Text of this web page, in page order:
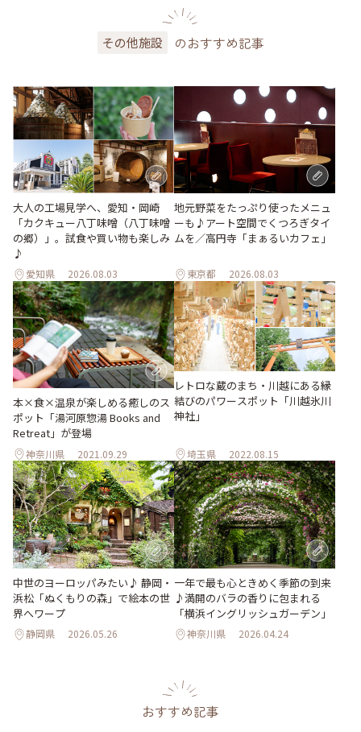
その他施設 のおすすめ記事
大人の工場見学へ、愛知・岡崎
「カクキュー八丁味噌（八丁味噌
の郷）」。試食や買い物も楽しみ
♪
愛知県 2026.08.03
地元野菜をたっぷり使ったメニュ
ーも♪アート空間でくつろぎタイ
ムを／高円寺「まぁるいカフェ」
東京都 2026.08.03
本×食×温泉が楽しめる癒しのス
ポット「湯河原惣湯 Books and
Retreat」が登場
神奈川県 2021.09.29
レトロな蔵のまち・川越にある縁
結びのパワースポット「川越氷川
神社」
埼玉県 2022.08.15
中世のヨーロッパみたい♪ 静岡・
浜松「ぬくもりの森」で絵本の世
界へワープ
静岡県 2026.05.26
一年で最も心ときめく季節の到来
♪満開のバラの香りに包まれる
「横浜イングリッシュガーデン」
神奈川県 2026.04.24
おすすめ記事